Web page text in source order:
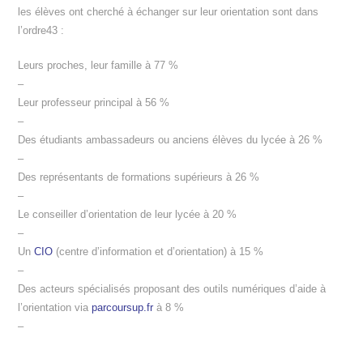
les élèves ont cherché à échanger sur leur orientation sont dans
l’ordre43 :
Leurs proches, leur famille à 77 %
–
Leur professeur principal à 56 %
–
Des étudiants ambassadeurs ou anciens élèves du lycée à 26 %
–
Des représentants de formations supérieurs à 26 %
–
Le conseiller d’orientation de leur lycée à 20 %
–
UnCIO (centre d’information et d’orientation) à 15 %
–
Des acteurs spécialisés proposant des outils numériques d’aide à
l’orientation viaparcoursup.fr à 8 %
–